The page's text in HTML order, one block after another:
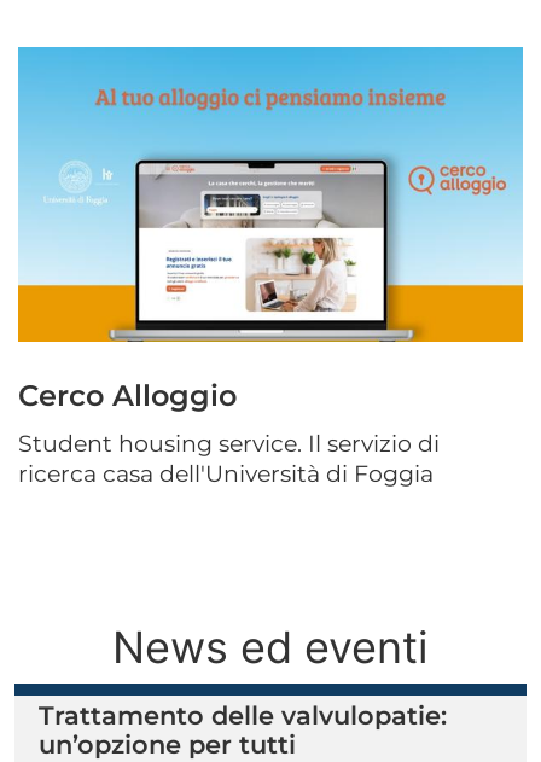
Cerco Alloggio
Student housing service. Il servizio di
ricerca casa dell'Università di Foggia
News ed eventi
Trattamento delle valvulopatie:
un’opzione per tutti